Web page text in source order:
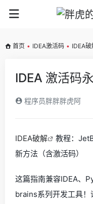
首页 • IDEA激活码 • IDEA
IDEA 激活码
程序员胖胖胖虎阿
IDEA破解
教程：
新方法（含激活码）
这篇指南兼容IDEA、
brains系列开发工具！